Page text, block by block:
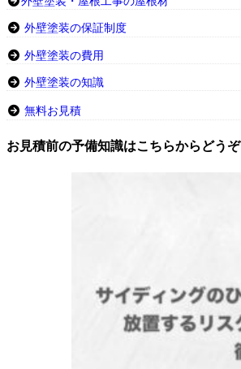
外壁塗装の保証制度
外壁塗装の費用
外壁塗装の知識
無料お見積
お見積前の予備知識はこちらからどうぞ